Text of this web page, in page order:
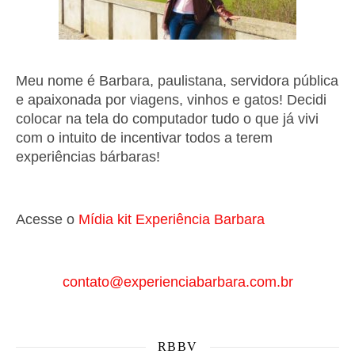
Meu nome é Barbara, paulistana, servidora pública
e apaixonada por viagens, vinhos e gatos! Decidi
colocar na tela do computador tudo o que já vivi
com o intuito de incentivar todos a terem
experiências bárbaras!
Acesse o Mídia kit Experiência Barbara
contato@experienciabarbara.com.br
RBBV